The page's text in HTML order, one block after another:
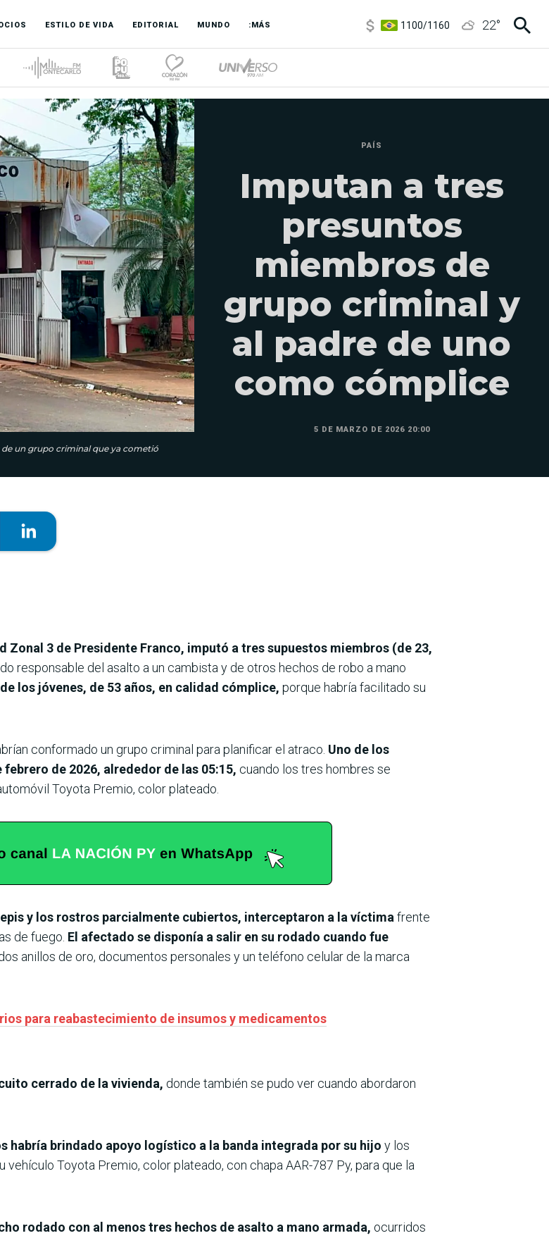
ESTILO DE VIDA EDITORIAL MUNDO :MÁS
3,8/4
22°
un grupo criminal que ya cometió
PAÍS
Imputan a tres
presuntos
miembros de
grupo criminal y
al padre de uno
como cómplice
5 DE MARZO DE 2026 20:00
3 de Presidente Franco, imputó a tres supuestos miembros (de 23,
responsable del asalto a un cambista y de otros hechos de robo a mano
los jóvenes, de 53 años, en calidad cómplice, porque habría facilitado su
conformado un grupo criminal para planificar el atraco. Uno de los
de 2026, alrededor de las 05:15, cuando los tres hombres se
Toyota Premio, color plateado.
y los rostros parcialmente cubiertos, interceptaron a la víctima frente
de fuego. El afectado se disponía a salir en su rodado cuando fue
anillos de oro, documentos personales y un teléfono celular de la marca
para reabastecimiento de insumos y medicamentos
cerrado de la vivienda, donde también se pudo ver cuando abordaron
habría brindado apoyo logístico a la banda integrada por su hijo y los
Toyota Premio, color plateado, con chapa AAR-787 Py, para que la
rodado con al menos tres hechos de asalto a mano armada, ocurridos